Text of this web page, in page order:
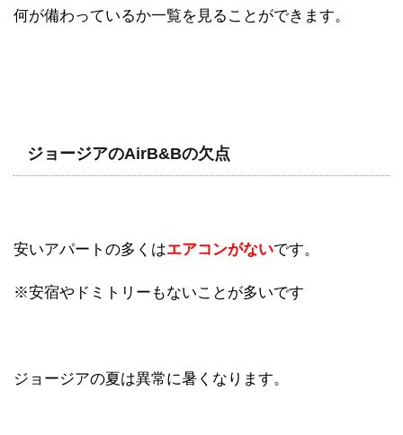
何が備わっているか一覧を見ることができます。
ジョージアのAirB&Bの欠点
安いアパートの多くはエアコンがないです。
※安宿やドミトリーもないことが多いです
ジョージアの夏は異常に暑くなります。